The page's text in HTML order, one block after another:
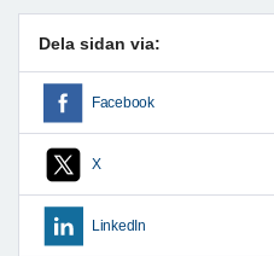
Dela sidan via:
Facebook
X
LinkedIn